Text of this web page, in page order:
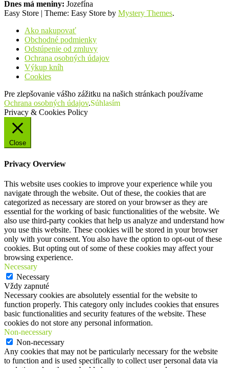
Dnes má meniny: Jozefína
Easy Store | Theme: Easy Store by Mystery Themes.
Ako nakupovať
Obchodné podmienky
Odstúpenie od zmluvy
Ochrana osobných údajov
Výkup kníh
Cookies
Pre zlepšovanie vášho zážitku na našich stránkach používame
Ochrana osobných údajov.Súhlasím
Privacy & Cookies Policy
Close
Privacy Overview
This website uses cookies to improve your experience while you
navigate through the website. Out of these, the cookies that are
categorized as necessary are stored on your browser as they are
essential for the working of basic functionalities of the website. We
also use third-party cookies that help us analyze and understand how
you use this website. These cookies will be stored in your browser
only with your consent. You also have the option to opt-out of these
cookies. But opting out of some of these cookies may affect your
browsing experience.
Necessary
Necessary
Vždy zapnuté
Necessary cookies are absolutely essential for the website to
function properly. This category only includes cookies that ensures
basic functionalities and security features of the website. These
cookies do not store any personal information.
Non-necessary
Non-necessary
Any cookies that may not be particularly necessary for the website
to function and is used specifically to collect user personal data via